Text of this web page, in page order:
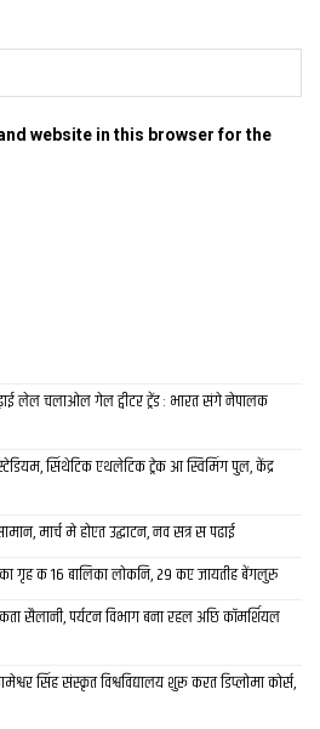
website in this browser for the
लेल चलाओल गेल ट्वीटर ट्रेंड : भारत संगे नेपालक
सिंथेटिक एथलेटिक ट्रेक आ स्विमिंग पुल, केंद्र
मार्च मे होएत उद्घाटन, नव सत्र स पढाई
गृह क 16 बालिका लोकनि, 29 कए जायतीह बेंगलुरु
सैलानी, पर्यटन विभाग बना रहल अछि कॉमर्शियल
सिंह संस्कृत विश्वविद्यालय शुरू करत डिप्लोमा कोर्स,